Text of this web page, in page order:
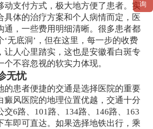
动支付方式，极大地方便了患者。实
具体的治疗方案和个人病情而定，医
通，一些费用明细清晰。很多患者都
‘无底洞’，但在这里，每一步的收费
让人心里踏实，这也是安徽看白斑专
不容忽视的软实力体现。
无忧
的患者便捷的交通是选择医院的重要
癜风医院的地理位置优越，交通十分
交6路、101路、134路、146路、163
车即可直达。如果选择地铁出行，乘
询